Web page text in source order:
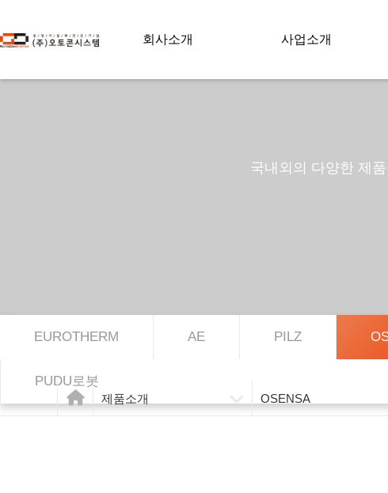
회사소개 사업소개
국내외의 다양한 제
EUROTHERM AE PILZ
PUDU로봇
제품소개 OSENSA